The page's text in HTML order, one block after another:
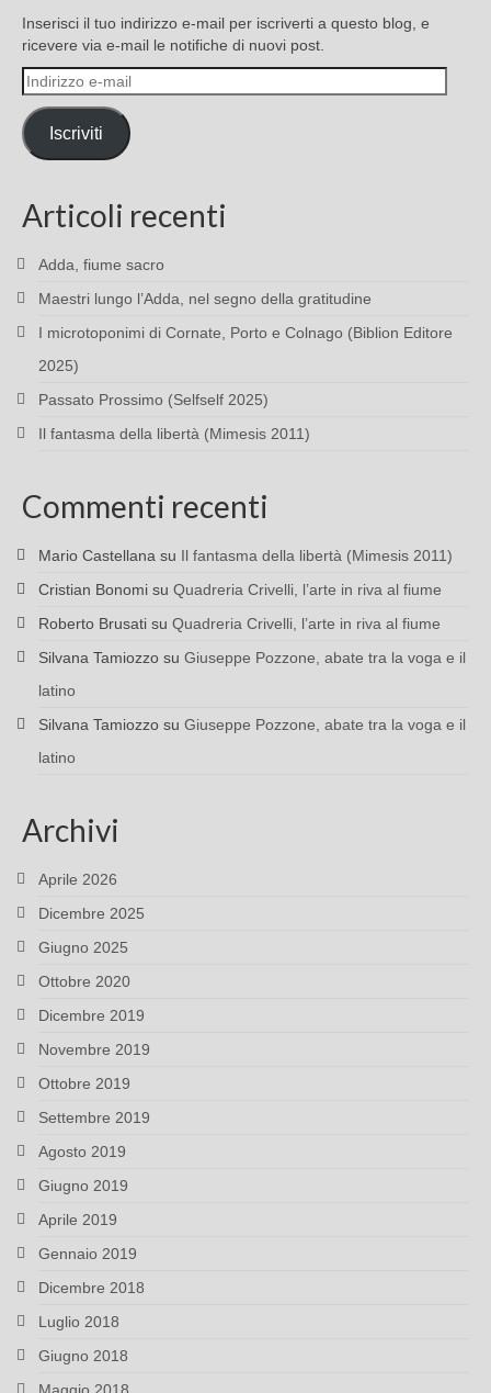
Inserisci il tuo indirizzo e-mail per iscriverti a questo blog, e
ricevere via e-mail le notifiche di nuovi post.
Indirizzo
e-
mail
Iscriviti
Articoli recenti
Adda, fiume sacro
Maestri lungo l’Adda, nel segno della gratitudine
I microtoponimi di Cornate, Porto e Colnago (Biblion Editore
2025)
Passato Prossimo (Selfself 2025)
Il fantasma della libertà (Mimesis 2011)
Commenti recenti
Mario Castellana su Il fantasma della libertà (Mimesis 2011)
Cristian Bonomi su Quadreria Crivelli, l’arte in riva al fiume
Roberto Brusati su Quadreria Crivelli, l’arte in riva al fiume
Silvana Tamiozzo su Giuseppe Pozzone, abate tra la voga e il
latino
Silvana Tamiozzo su Giuseppe Pozzone, abate tra la voga e il
latino
Archivi
Aprile 2026
Dicembre 2025
Giugno 2025
Ottobre 2020
Dicembre 2019
Novembre 2019
Ottobre 2019
Settembre 2019
Agosto 2019
Giugno 2019
Aprile 2019
Gennaio 2019
Dicembre 2018
Luglio 2018
Giugno 2018